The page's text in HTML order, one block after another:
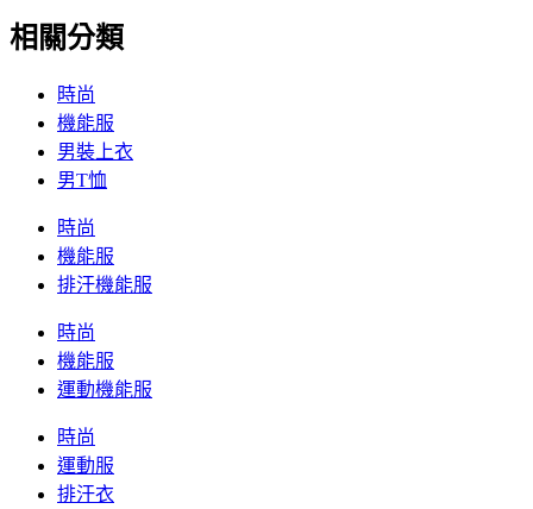
相關分類
時尚
機能服
男裝上衣
男T恤
時尚
機能服
排汗機能服
時尚
機能服
運動機能服
時尚
運動服
排汗衣